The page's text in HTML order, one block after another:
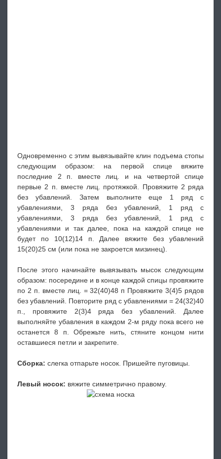
Одновременно с этим вывязывайте клин подъема стопы
следующим образом: на первой спице вяжите
последние 2 п. вместе лиц. и на четвертой спице
первые 2 п. вместе лиц. протяжкой. Провяжите 2 ряда
без убавлений. Затем выполните еще 1 ряд с
убавлениями, 3 ряда без убавлений, 1 ряд с
убавлениями, 3 ряда без убавлений, 1 ряд с
убавлениями и так далее, пока на каждой спице не
будет по 10(12)14 п. Далее вяжите без убавлений
15(20)25 см (или пока не закроется мизинец).
После этого начинайте вывязывать мысок следующим
образом: посередине и в конце каждой спицы провяжите
по 2 п. вместе лиц. = 32(40)48 п Провяжите 3(4)5 рядов
без убавлений. Повторите ряд с убавлениями = 24(32)40
п., провяжите 2(3)4 ряда без убавлений. Далее
выполняйте убавления в каждом 2-м ряду пока всего не
останется 8 п. Обрежьте нить, стяните концом нити
оставшиеся петли и закрепите.
Сборка: слегка отпарьте носок. Пришейте пуговицы.
Левый носок: вяжите симметрично правому.